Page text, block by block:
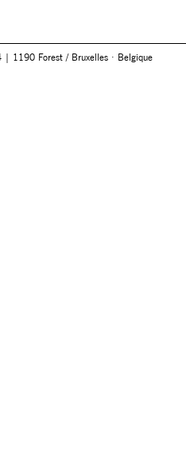
| 1190 Forest / Bruxelles · Belgique